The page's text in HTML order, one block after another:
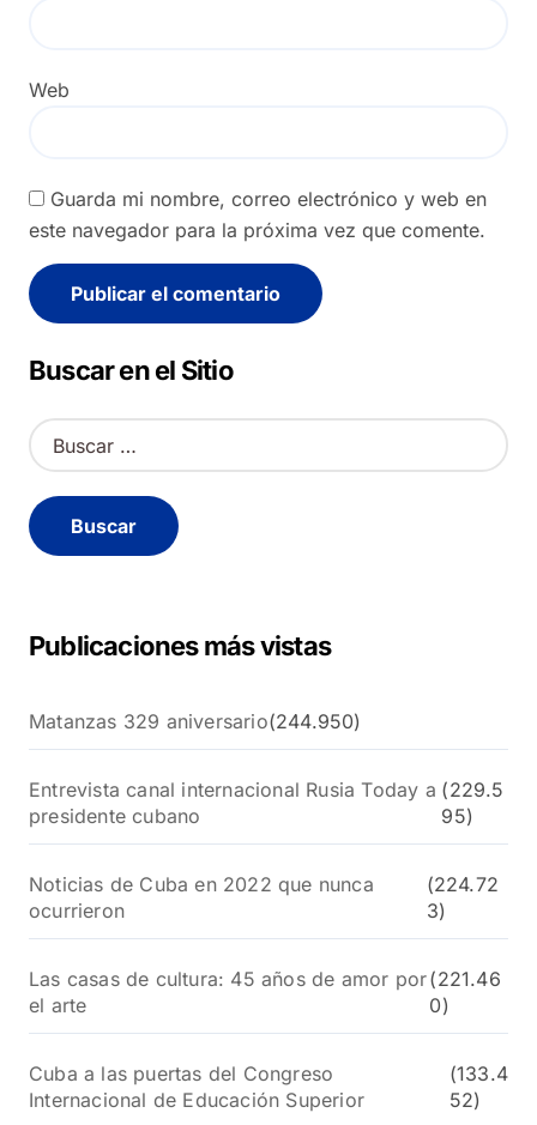
Web
Guarda mi nombre, correo electrónico y web en
este navegador para la próxima vez que comente.
Alternative:
Buscar en el Sitio
B
u
c
a
Publicaciones más vistas
Matanzas 329 aniversario(244.950)
Entrevista canal internacional Rusia Today a
presidente cubano
(229.5
95)
Noticias de Cuba en 2022 que nunca
ocurrieron
(224.72
3)
Las casas de cultura: 45 años de amor por
el arte
(221.46
0)
Cuba a las puertas del Congreso
Internacional de Educación Superior
(133.4
52)